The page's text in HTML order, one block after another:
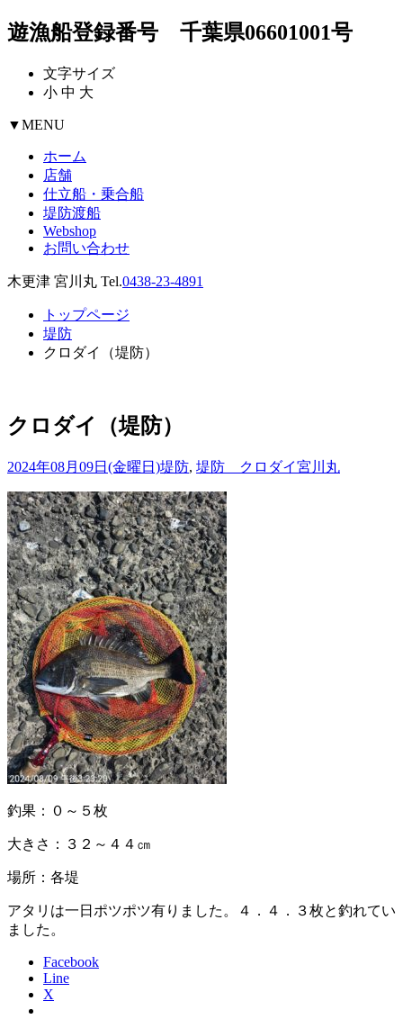
遊漁船登録番号 千葉県06601001号
文字サイズ
小 中 大
▼MENU
ホーム
店舗
仕立船・乗合船
堤防渡船
Webshop
お問い合わせ
木更津 宮川丸 Tel.0438-23-4891
トップページ
堤防
クロダイ（堤防）
クロダイ（堤防）
2024年08月09日(金曜日)堤防, 堤防 クロダイ宮川丸
釣果：０～５枚
大きさ：３２～４４㎝
場所：各堤
アタリは一日ポツポツ有りました。４．４．３枚と釣れてい
ました。
Facebook
Line
X